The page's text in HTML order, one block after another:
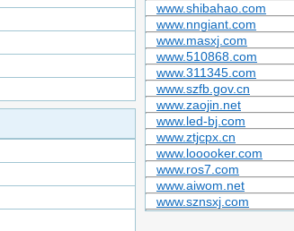
www.shibahao.com
www.nngiant.com
www.masxj.com
www.510868.com
www.311345.com
www.szfb.gov.cn
www.zaojin.net
www.led-bj.com
www.ztjcpx.cn
www.looooker.com
www.ros7.com
www.aiwom.net
www.sznsxj.com